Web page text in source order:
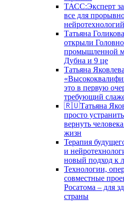
ТАСС:Эксперт
все для
нейротехнологий
Татьяна
открыли
промышленной
Дубна и 9 це
Татьяна
это в первую
требующий
🇷🇺Татьяна
просто
вернуть
жизн
Терапия
и
новый подход к
Технологии,
совместные
Росатома – для
страны